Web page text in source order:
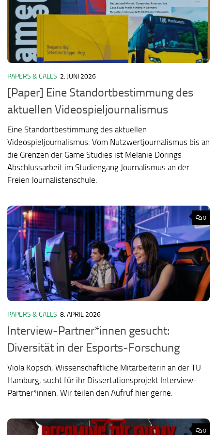
PAPERS & CALLS 2. JUNI 2026
[Paper] Eine Standortbestimmung des
aktuellen Videospieljournalismus
Eine Standortbestimmung des aktuellen
Videospieljournalismus: Vom Nutzwertjournalismus bis an
die Grenzen der Game Studies ist Melanie Dörings
Abschlussarbeit im Studiengang Journalismus an der
Freien Journalistenschule.
0
PAPERS & CALLS 8. APRIL 2026
Interview-Partner*innen gesucht:
Diversität in der Esports-Forschung
Viola Kopsch, Wissenschaftliche Mitarbeiterin an der TU
Hamburg, sucht für ihr Dissertationsprojekt Interview-
Partner*innen. Wir teilen den Aufruf hier gerne.
0